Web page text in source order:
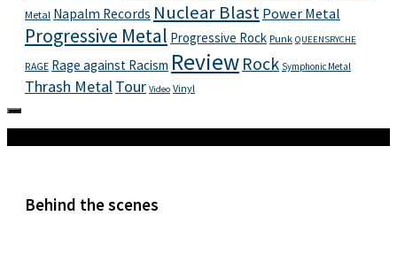
Metal Napalm Records Nuclear Blast Power Metal
Progressive Metal Progressive Rock Punk QUEENSRYCHE
RAGE Rage against Racism Review Rock Symphonic Metal
Thrash MetalTour Video Vinyl
Behind the scenes